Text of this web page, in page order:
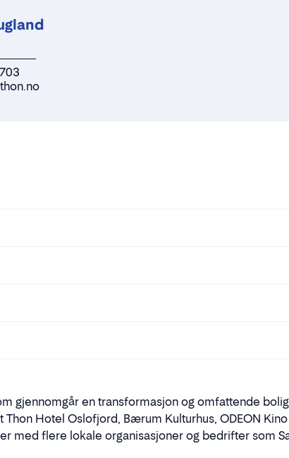
gjennomgår en transformasjon og omfattende
Hotel Oslofjord, Bærum Kulturhus, ODEON
med flere lokale organisasjoner og bedrifter som